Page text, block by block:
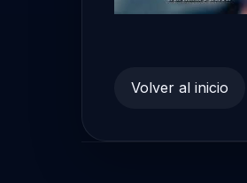
Volver al inicio